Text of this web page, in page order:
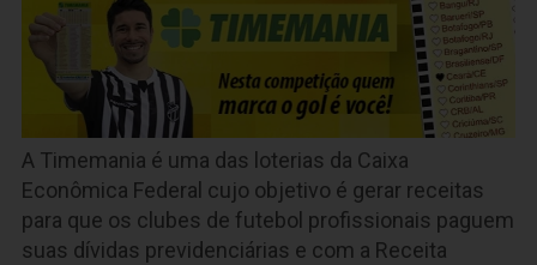
A Timemania é uma das loterias da Caixa
Econômica Federal cujo objetivo é gerar receitas
para que os clubes de futebol profissionais paguem
suas dívidas previdenciárias e com a Receita